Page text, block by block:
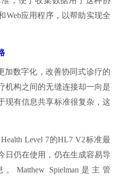
Web应用程序，以帮助实现全
加数字化，改善协同式诊疗的
机构之间的无缝连接却一向是
现有信息共享标准很复杂，这
Level 7的HL7 V2标准最
日仍在使用，仍在生成容易导
Matthew Spielman是主管